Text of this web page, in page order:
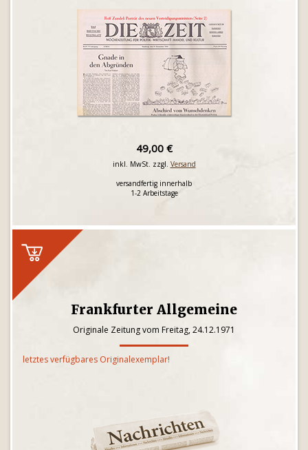
49,00 €
inkl. MwSt. zzgl. Versand
versandfertig innerhalb
1-2 Arbeitstage
Frankfurter Allgemeine
Originale Zeitung vom Freitag, 24.12.1971
letztes verfügbares Originalexemplar!